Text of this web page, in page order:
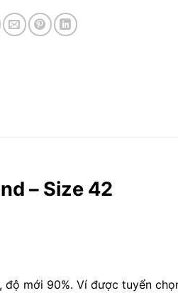
– Size 42
độ mới 90%. Ví được tuyển